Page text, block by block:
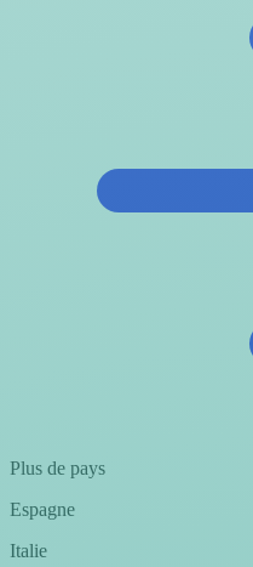
Plus de pays
Espagne
Italie